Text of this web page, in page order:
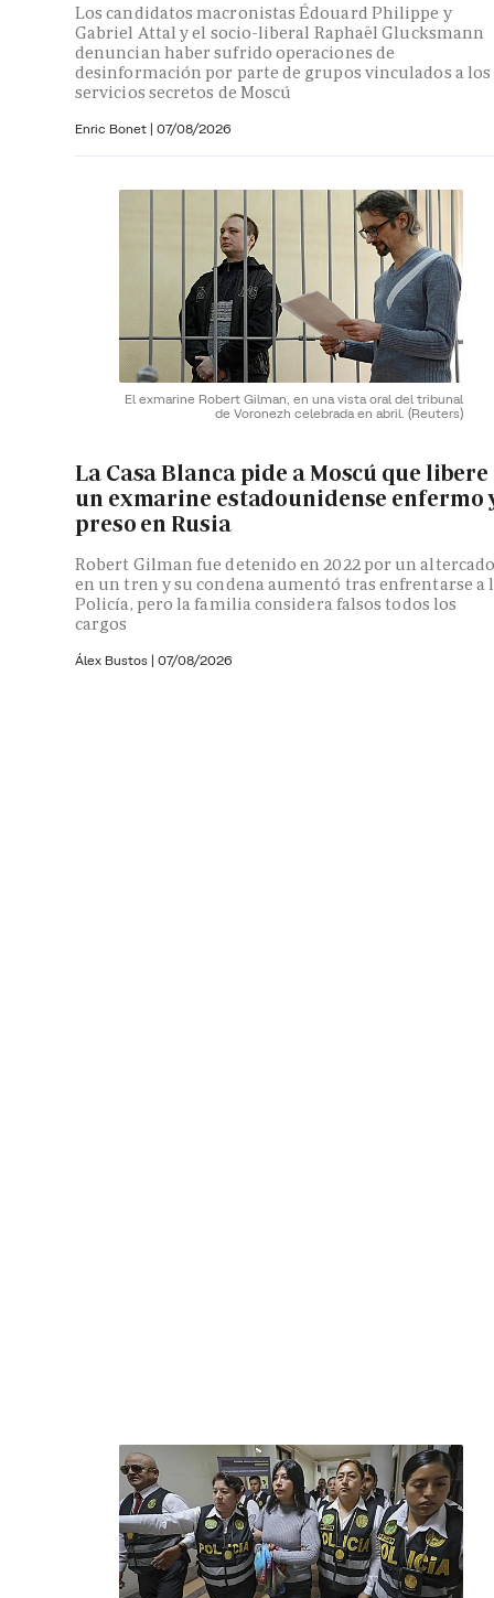
Los candidatos macronistas Édouard Philippe y
Gabriel Attal y el socio-liberal Raphaël Glucksmann
denuncian haber sufrido operaciones de
desinformación por parte de grupos vinculados a los
servicios secretos de Moscú
Enric Bonet | 07/08/2026
El exmarine Robert Gilman, en una vista oral del tribunal
de Voronezh celebrada en abril. (Reuters)
La Casa Blanca pide a Moscú que libere
un exmarine estadounidense enfermo
preso en Rusia
Robert Gilman fue detenido en 2022 por un
en un tren y su condena aumentó tras enfrentarse a
Policía, pero la familia considera falsos todos los
cargos
Álex Bustos | 07/08/2026